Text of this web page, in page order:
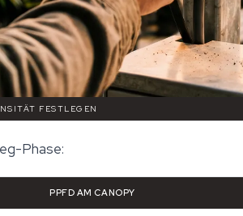
FESTLEGEN
Phase:
PPFD AM CANOPY